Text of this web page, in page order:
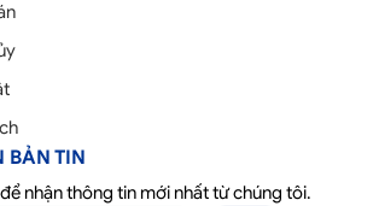
BẢN TIN
nhận thông tin mới nhất từ chúng tôi.